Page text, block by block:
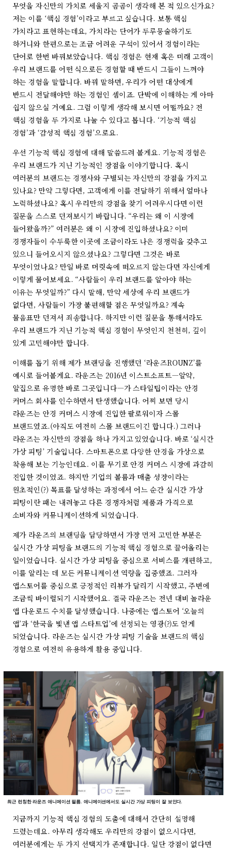
무엇을 자신만의 가치로 세울지 곰곰이 생각해 본 적 있으신가요?
저는 이를 ‘핵심 경험’이라고 부르고 싶습니다. 보통 핵심
가치라고 표현하는데요, 가치라는 단어가 두루뭉술하기도
하거니와 한편으로는 조금 어려운 구석이 있어서 경험이라는
단어로 한번 바꿔보았습니다. 핵심 경험은 현재 혹은 미래 고객이
우리 브랜드를 어떤 식으로든 경험할 때 반드시 그들이 느껴야
하는 경험을 말합니다. 바꿔 말하면, 우리가 어떤 대상에게
반드시 전달해야만 하는 경험인 셈이죠. 단박에 이해하는 게 아마
쉽지 않으실 거예요. 그럼 이렇게 생각해 보시면 어떨까요? 전
핵심 경험을 두 가지로 나눌 수 있다고 봅니다. ‘기능적 핵심
경험’과 ‘감성적 핵심 경험’으로요.
우선 기능적 핵심 경험에 대해 말씀드려 볼게요. 기능적 경험은
우리 브랜드가 지닌 기능적인 장점을 이야기합니다. 혹시
여러분의 브랜드는 경쟁사와 구별되는 자신만의 강점을 가지고
있나요? 만약 그렇다면, 고객에게 이를 전달하기 위해서 얼마나
노력하셨나요? 혹시 우리만의 강점을 찾기 어려우시다면 이런
질문을 스스로 던져보시기 바랍니다. “우리는 왜 이 시장에
들어왔을까?” 여러분은 왜 이 시장에 진입하셨나요? 이미
경쟁자들이 수두룩한 이곳에 조금이라도 나은 경쟁력을 갖추고
있으니 들어오시지 않으셨나요? 그렇다면 그것은 바로
무엇이었나요? 만일 바로 머릿속에 떠오르지 않는다면 자신에게
이렇게 물어보세요. “사람들이 우리 브랜드를 알아야 하는
이유는 무엇일까?” 다시 말해, 만약 세상에 우리 브랜드가
없다면, 사람들이 가장 불편해할 점은 무엇일까요? 계속
물음표만 던져서 죄송합니다. 하지만 이런 질문을 통해서라도
우리 브랜드가 지닌 기능적 핵심 경험이 무엇인지 천천히, 깊이
있게 고민해야만 합니다.
이해를 돕기 위해 제가 브랜딩을 진행했던 ‘라운즈ROUNZ’를
예시로 들어볼게요. 라운즈는 2016년 이스트소프트―알약,
알집으로 유명한 바로 그곳입니다―가 스타일팁이라는 안경
커머스 회사를 인수하면서 탄생했습니다. 어찌 보면 당시
라운즈는 안경 커머스 시장에 진입한 팔로워이자 스몰
브랜드였죠.(아직도 여전히 스몰 브랜드이긴 합니다.) 그러나
라운즈는 자신만의 강점을 하나 가지고 있었습니다. 바로 ‘실시간
가상 피팅’ 기술입니다. 스마트폰으로 다양한 안경을 가상으로
착용해 보는 기능인데요. 이를 무기로 안경 커머스 시장에 과감히
진입한 것이었죠. 하지만 기업의 볼륨과 매출 성장이라는
원초적인(?) 목표를 달성하는 과정에서 어느 순간 실시간 가상
피팅이란 패는 내려놓고 다른 경쟁자처럼 제품과 가격으로
소비자와 커뮤니케이션하게 되었습니다.
제가 라운즈의 브랜딩을 담당하면서 가장 먼저 고민한 부분은
실시간 가상 피팅을 브랜드의 기능적 핵심 경험으로 끌어올리는
일이었습니다. 실시간 가상 피팅을 중심으로 서비스를 개편하고,
이를 알리는 데 모든 커뮤니케이션 역량을 집중했죠. 그러자
앱스토어를 중심으로 긍정적인 리뷰가 달리기 시작했고, 주변에
조금씩 바이럴되기 시작했어요. 결국 라운즈는 전년 대비 놀라운
앱 다운로드 수치를 달성했습니다. 나중에는 앱스토어 ‘오늘의
앱’과 ‘한국을 빛낸 앱 스타트업’에 선정되는 영광(?)도 얻게
되었습니다. 라운즈는 실시간 가상 피팅 기술을 브랜드의 핵심
경험으로 여전히 유용하게 활용 중입니다.
최근 런칭한 라운즈 애니메이션 필름. 애니메이션에서도 실시간 가상 피팅이 잘 보인다.
지금까지 기능적 핵심 경험의 도출에 대해서 간단히 설명해
드렸는데요. 아무리 생각해도 우리만의 강점이 없으시다면,
여러분에게는 두 가지 선택지가 존재합니다. 일단 강점이 없다면